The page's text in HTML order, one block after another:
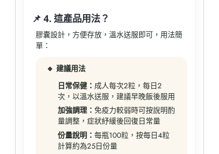
📌 4. 這產品用法？
膠囊設計，方便存放，溫水送服即可，用法簡
單：
🔹 建議用法
日常保健： 成人每次2粒，每日2
次，以溫水送服，建議早晚飯後服用
加強調理： 免疫力較弱時可按說明酌
量調整，症狀紓緩後回復日常量
份量說明： 每瓶100粒，按每日4粒
計算約為25日份量